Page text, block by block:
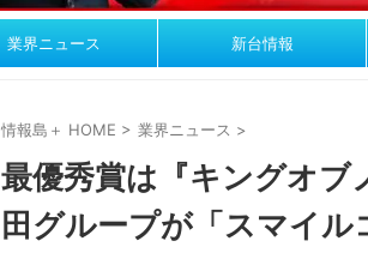
業界ニュース 新台情報
情報島＋ HOME > 業界ニュース >
最優秀賞は『キングオブ
田グループが「スマイ